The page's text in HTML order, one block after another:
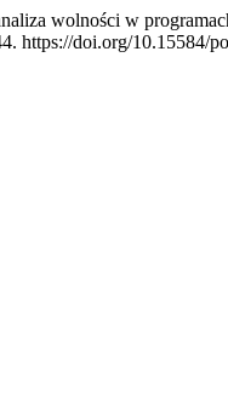
wolności w
https://doi.org/10.15584/